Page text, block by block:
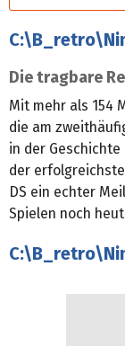
Die tragbare
Mit mehr als 154
die am
in der
der
DS ein echter
Spielen noch